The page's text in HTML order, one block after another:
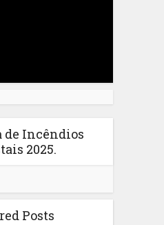
de Incêndios
2025.
Posts